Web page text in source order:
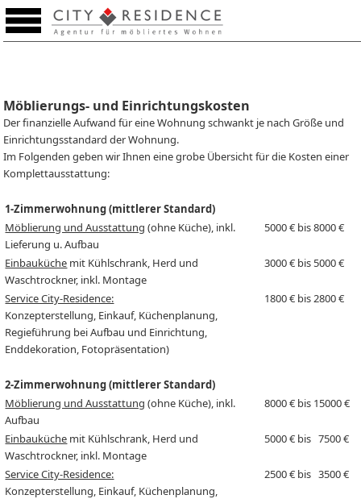
Merkzettel (0)
Möblierungs- und Einrichtungskosten
Der finanzielle Aufwand für eine Wohnung schwankt je nach Größe und
Einrichtungsstandard der Wohnung.
Im Folgenden geben wir Ihnen eine grobe Übersicht für die Kosten einer
Komplettausstattung:
1-Zimmerwohnung (mittlerer Standard)
Möblierung und Ausstattung (ohne Küche), inkl.
Lieferung u. Aufbau
5000 € bis 8000 €
Einbauküche mit Kühlschrank, Herd und
Waschtrockner, inkl. Montage
3000 € bis 5000 €
Service City-Residence:
Konzepterstellung, Einkauf, Küchenplanung,
Regieführung bei Aufbau und Einrichtung,
Enddekoration, Fotopräsentation)
1800 € bis 2800 €
2-Zimmerwohnung (mittlerer Standard)
Möblierung und Ausstattung (ohne Küche), inkl.
Aufbau
8000 € bis 15000 €
Einbauküche mit Kühlschrank, Herd und
Waschtrockner, inkl. Montage
5000 € bis 7500 €
Service City-Residence:
Konzepterstellung, Einkauf, Küchenplanung,
2500 € bis 3500 €